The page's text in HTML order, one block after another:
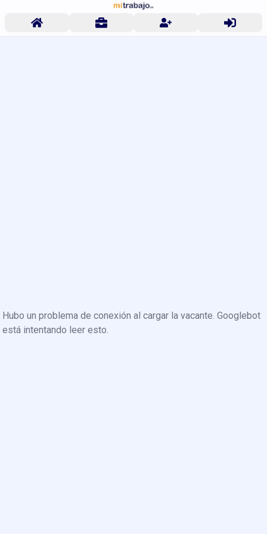
Hubo un problema de conexión al cargar la vacante. Googlebot
está intentando leer esto.